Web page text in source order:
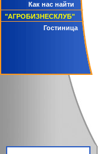
Как нас найти
"АГРОБИЗНЕСКЛУБ"
Гостиница